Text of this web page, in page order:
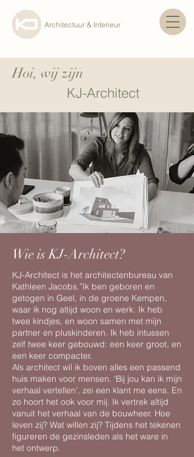
Architectuur & Interieur
Hoi, wij zijn
KJ-Architect
Wie is KJ-Architect?
KJ-Architect is het architectenbureau van
Kathleen Jacobs.”Ik ben geboren en
getogen in Geel, in de groene Kempen,
waar ik nog altijd woon en werk. Ik heb
twee kindjes, en woon samen met mijn
partner en pluskinderen. Ik heb intussen
zelf twee keer gebouwd: een keer groot, en
een keer compacter.
Als architect wil ik boven alles een passend
huis maken voor mensen. ‘Bij jou kan ik mijn
verhaal vertellen’, zei een klant me eens. En
zo hoort het ook voor mij. Ik vertrek altijd
vanuit het verhaal van de bouwheer. Hoe
leven zij? Wat willen zij? Tijdens het tekenen
figureren de gezinsleden als het ware in
het ontwerp.